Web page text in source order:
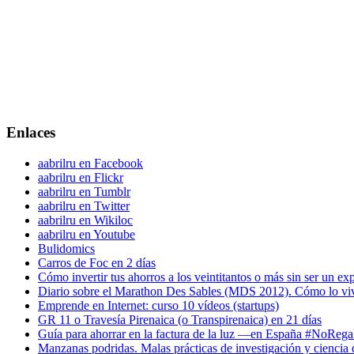
Enlaces
aabrilru en Facebook
aabrilru en Flickr
aabrilru en Tumblr
aabrilru en Twitter
aabrilru en Wikiloc
aabrilru en Youtube
Bulidomics
Carros de Foc en 2 días
Cómo invertir tus ahorros a los veintitantos o más sin ser un
Diario sobre el Marathon Des Sables (MDS 2012). Cómo lo
Emprende en Internet: curso 10 vídeos (startups)
GR 11 o Travesía Pirenaica (o Transpirenaica) en 21 días
Guía para ahorrar en la factura de la luz —en España
Manzanas podridas. Malas prácticas de investigación y ciencia